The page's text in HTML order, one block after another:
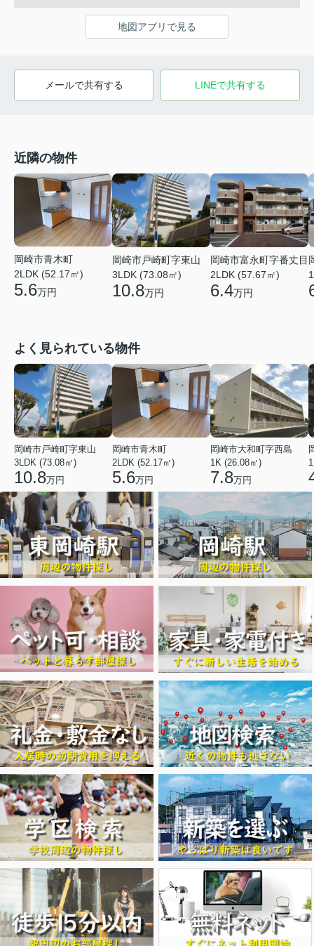
地図アプリで見る
メールで共有する LINEで共有する
近隣の物件
岡崎市青木町
2LDK (52.17㎡)
5.6万円
岡崎市戸崎町字東山
3LDK (73.08㎡)
10.8万円
岡崎市富永町字番丈目
2LDK (57.67㎡)
6.4万円
よく見られている物件
岡崎市戸崎町字東山
3LDK (73.08㎡)
10.8万円
岡崎市青木町
2LDK (52.17㎡)
5.6万円
岡崎市大和町字西島
1K (26.08㎡)
7.8万円